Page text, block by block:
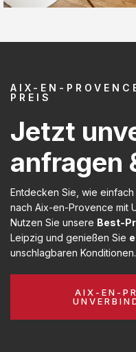
AIX-EN-
PREIS
Jetzt
anfragen
Entdecken Sie, wie
nach Aix-en-Provence mit
Nutzen Sie unsere Best-
Leipzig und genießen Sie
unschlagbaren Konditionen.
AIX-EN-